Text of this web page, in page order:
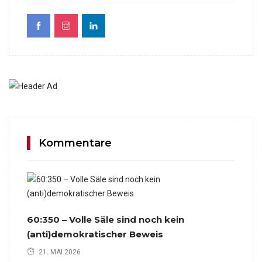
Kommentare
60:350 – Volle Säle sind noch kein
(anti)demokratischer Beweis
21. MAI 2026